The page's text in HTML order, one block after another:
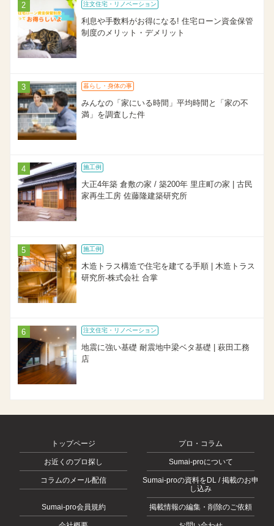
注文住宅・リノベーション
利息や手数料がお得になる! 住宅ローン資金保管
制度のメリット・デメリット
暮らし・身体の事
みんなの「家にいる時間」平均時間と「家の不
満」を調査した件
施工例
大正4年築 倉敷の家 / 築200年 里庄町の家 | 古民
家再生工房 佐藤隆建築研究所
施工例
木造トラス構造で住宅を建てる手順 | 木造トラス
研究所-株式会社 合掌
注文住宅・リノベーション
地震に強い基礎 耐震地中梁ベタ基礎 | 萩田工務
店
トップページ プロ・コラム
お近くのプロ探し Sumai-proについて
コラムのメール配信
Sumai-proの資料をDL / 掲載のお申
し込み
Sumai-pro会員規約 掲載情報の編集・削除のご依頼